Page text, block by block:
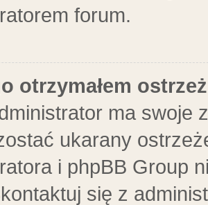
forum.
otrzymałem
ma swoje
ukarany
i phpBB Group
się z